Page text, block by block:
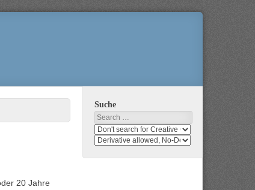
20 Jahre
Suche
Search
Search
media
search